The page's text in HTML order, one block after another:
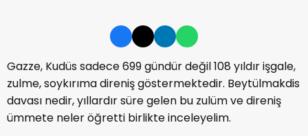
Gazze, Kudüs sadece 699 gündür değil 108 yıldır işgale,
zulme, soykırıma direniş göstermektedir. Beytülmakdis
davası nedir, yıllardır süre gelen bu zulüm ve direniş
ümmete neler öğretti birlikte inceleyelim.